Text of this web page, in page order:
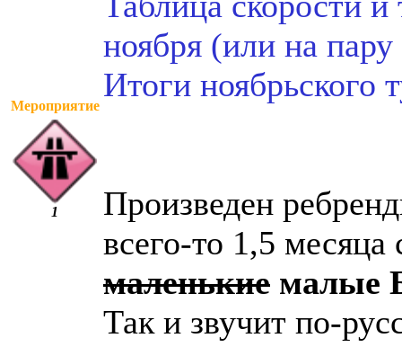
Мероприятие
1
ноября (или на
Итоги ноябрьского
Произведен
всего-то 1,5 месяца
маленькие малые
Так и звучит по-